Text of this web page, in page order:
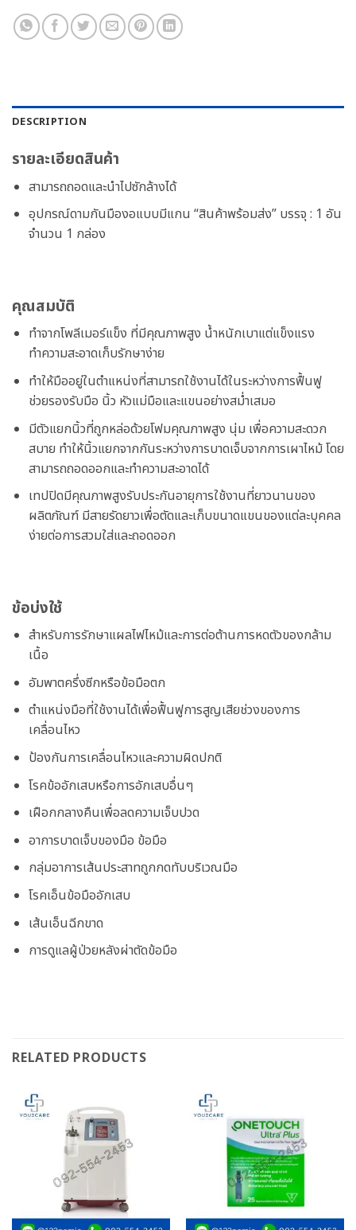
DESCRIPTION
รายละเอียดสินค้า
สามารถถอดและนำไปซักล้างได้
อุปกรณ์ดามกันมืองอแบบมีแกน “สินค้าพร้อมส่ง” บรรจุ : 1 อัน
จำนวน 1 กล่อง
คุณสมบัติ
ทำจากโพลีเมอร์แข็ง ที่มีคุณภาพสูง น้ำหนักเบาแต่แข็งแรง
ทำความสะอาดเก็บรักษาง่าย
ทำให้มืออยู่ในตำแหน่งที่สามารถใช้งานได้ในระหว่างการฟื้นฟู
ช่วยรองรับมือ นิ้ว หัวแม่มือและแขนอย่างสม่ำเสมอ
มีตัวแยกนิ้วที่ถูกหล่อด้วยโฟมคุณภาพสูง นุ่ม เพื่อความสะดวก
สบาย ทำให้นิ้วแยกจากกันระหว่างการบาดเจ็บจากการเผาไหม้ โดย
สามารถถอดออกและทำความสะอาดได้
เทปปิดมีคุณภาพสูงรับประกันอายุการใช้งานที่ยาวนานของ
ผลิตภัณฑ์ มีสายรัดยาวเพื่อตัดและเก็บขนาดแขนของแต่ละบุคคล
ง่ายต่อการสวมใส่และถอดออก
ข้อบ่งใช้
สำหรับการรักษาแผลไฟไหม้และการต่อต้านการหดตัวของกล้าม
เนื้อ
อัมพาตครึ่งซีกหรือข้อมือตก
ตำแหน่งมือที่ใช้งานได้เพื่อฟื้นฟูการสูญเสียช่วงของการ
เคลื่อนไหว
ป้องกันการเคลื่อนไหวและความผิดปกติ
โรคข้ออักเสบหรือการอักเสบอื่นๆ
เฝือกกลางคืนเพื่อลดความเจ็บปวด
อาการบาดเจ็บของมือ ข้อมือ
กลุ่มอาการเส้นประสาทถูกกดทับบริเวณมือ
โรคเอ็นข้อมืออักเสบ
เส้นเอ็นฉีกขาด
การดูแลผู้ป่วยหลังผ่าตัดข้อมือ
RELATED PRODUCTS